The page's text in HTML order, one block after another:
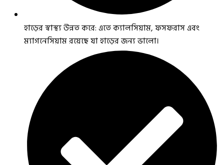
হাড়ের স্বাস্থ্য উন্নত করে: এতে ক্যালসিয়াম, ফসফরাস এবং
ম্যাগনেসিয়াম রয়েছে যা হাড়ের জন্য ভালো।